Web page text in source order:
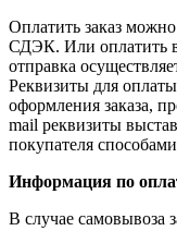
Оплатить заказ
СДЭК. Или оплатить
отправка
Реквизиты для
оформления заказа,
mail реквизиты
покупателя
Информация по
В случае самовывоза